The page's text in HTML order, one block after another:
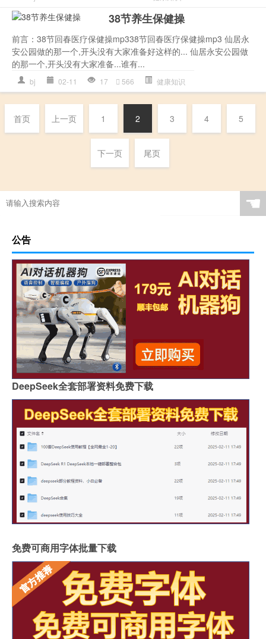
38节养生保健操
前言：38节回春医疗保健操mp338节回春医疗保健操mp3 仙居永
安公园做的那一个,开头没有大家准备好这样的... 仙居永安公园做
的那一个,开头没有大家准备...谁有...
bj 02-11 17 566 健康知识
首页 上一页 1 2 3 4 5
下一页 尾页
☚
公告
DeepSeek全套部署资料免费下载
免费可商用字体批量下载